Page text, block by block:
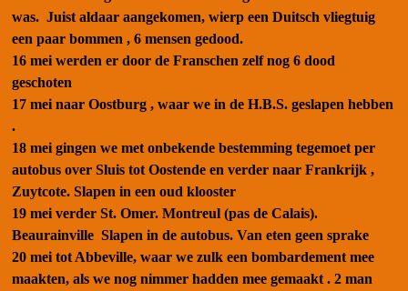
was. Juist aldaar aangekomen, wierp een Duitsch vliegtuig
een paar bommen , 6 mensen gedood.
16 mei werden er door de Franschen zelf nog 6 dood
geschoten
17 mei naar Oostburg , waar we in de H.B.S. geslapen hebben
.
18 mei gingen we met onbekende bestemming tegemoet per
autobus over Sluis tot Oostende en verder naar Frankrijk ,
Zuytcote. Slapen in een oud klooster
19 mei verder St. Omer. Montreul (pas de Calais).
Beaurainville Slapen in de autobus. Van eten geen sprake
20 mei tot Abbeville, waar we zulk een bombardement mee
maakten, als we nog nimmer hadden mee gemaakt . 2 man